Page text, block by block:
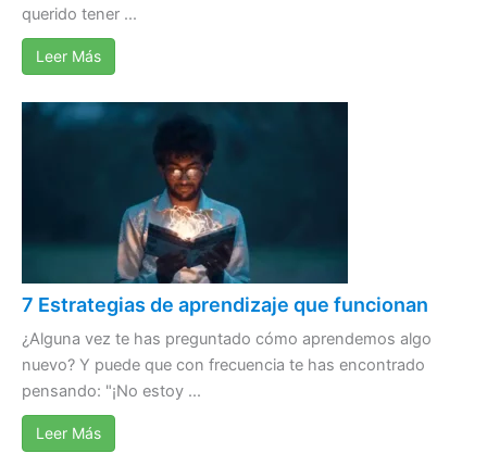
querido tener ...
Leer Más
7 Estrategias de aprendizaje que funcionan
¿Alguna vez te has preguntado cómo aprendemos algo
nuevo? Y puede que con frecuencia te has encontrado
pensando: "¡No estoy ...
Leer Más